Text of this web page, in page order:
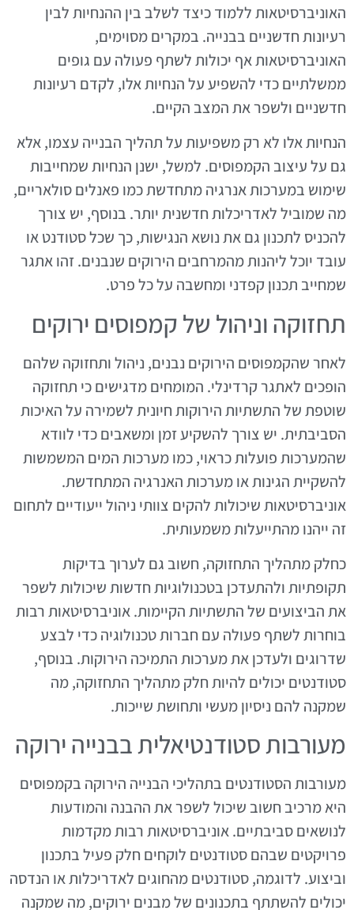
האוניברסיטאות ללמוד כיצד לשלב בין ההנחיות לבין
רעיונות חדשניים בבנייה. במקרים מסוימים,
האוניברסיטאות אף יכולות לשתף פעולה עם גופים
ממשלתיים כדי להשפיע על הנחיות אלו, לקדם רעיונות
חדשניים ולשפר את המצב הקיים.
הנחיות אלו לא רק משפיעות על תהליך הבנייה עצמו, אלא
גם על עיצוב הקמפוסים. למשל, ישנן הנחיות שמחייבות
שימוש במערכות אנרגיה מתחדשת כמו פאנלים סולאריים,
מה שמוביל לאדריכלות חדשנית יותר. בנוסף, יש צורך
להכניס לתכנון גם את נושא הנגישות, כך שכל סטודנט או
עובד יוכל ליהנות מהמרחבים הירוקים שנבנים. זהו אתגר
שמחייב תכנון קפדני ומחשבה על כל פרט.
תחזוקה וניהול של קמפוסים ירוקים
לאחר שהקמפוסים הירוקים נבנים, ניהול ותחזוקה שלהם
הופכים לאתגר קרדינלי. המומחים מדגישים כי תחזוקה
שוטפת של התשתיות הירוקות חיונית לשמירה על האיכות
הסביבתית. יש צורך להשקיע זמן ומשאבים כדי לוודא
שהמערכות פועלות כראוי, כמו מערכות המים המשמשות
להשקיית הגינות או מערכות האנרגיה המתחדשת.
אוניברסיטאות שיכולות להקים צוותי ניהול ייעודיים לתחום
זה ייהנו מהתייעלות משמעותית.
כחלק מתהליך התחזוקה, חשוב גם לערוך בדיקות
תקופתיות ולהתעדכן בטכנולוגיות חדשות שיכולות לשפר
את הביצועים של התשתיות הקיימות. אוניברסיטאות רבות
בוחרות לשתף פעולה עם חברות טכנולוגיה כדי לבצע
שדרוגים ולעדכן את מערכות התמיכה הירוקות. בנוסף,
סטודנטים יכולים להיות חלק מתהליך התחזוקה, מה
שמקנה להם ניסיון מעשי ותחושת שייכות.
מעורבות סטודנטיאלית בבנייה ירוקה
מעורבות הסטודנטים בתהליכי הבנייה הירוקה בקמפוסים
היא מרכיב חשוב שיכול לשפר את ההבנה והמודעות
לנושאים סביבתיים. אוניברסיטאות רבות מקדמות
פרויקטים שבהם סטודנטים לוקחים חלק פעיל בתכנון
וביצוע. לדוגמה, סטודנטים מהחוגים לאדריכלות או הנדסה
יכולים להשתתף בתכנונים של מבנים ירוקים, מה שמקנה